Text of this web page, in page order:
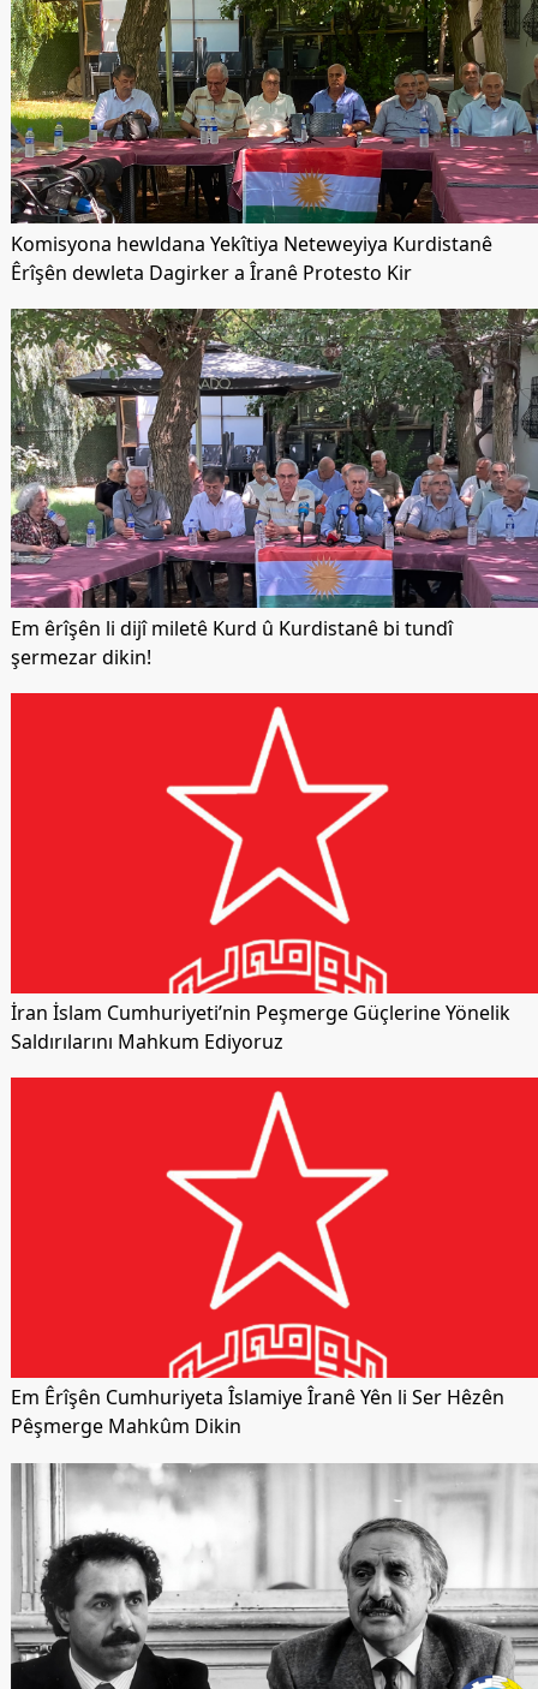
Komisyona hewldana Yekîtiya Neteweyiya Kurdistanê
Êrîşên dewleta Dagirker a Îranê Protesto Kir
Em êrîşên li dijî miletê Kurd û Kurdistanê bi tundî
şermezar dikin!
İran İslam Cumhuriyeti’nin Peşmerge Güçlerine Yönelik
Saldırılarını Mahkum Ediyoruz
Em Êrîşên Cumhuriyeta Îslamiye Îranê Yên li Ser Hêzên
Pêşmerge Mahkûm Dikin